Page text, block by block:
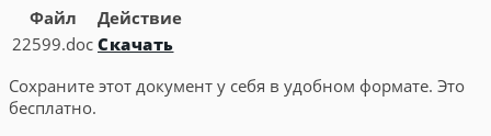
Файл
Действие
22599.doc Скачать
Сохраните этот документ у себя в удобном формате. Это
бесплатно.